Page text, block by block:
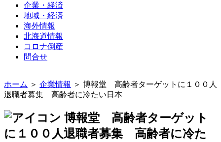
企業・経済
地域・経済
海外情報
北海道情報
コロナ倒産
問合せ
ホーム ＞ 企業情報 ＞ 博報堂 高齢者ターゲットに１００人
退職者募集 高齢者に冷たい日本
博報堂 高齢者ターゲット
に１００人退職者募集 高齢者に冷た